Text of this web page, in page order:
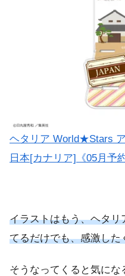
ヘタリア World★Stars
日本[カナリア]《05月予約
イラストはもう、ヘタ
てるだけでも、感激し
そうなってくると気に